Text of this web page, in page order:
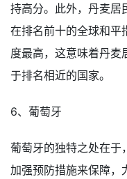
持高分。此外，丹麦居
在排名前十的全球和平
度最高，这意味着丹麦
于排名相近的国家。
6、葡萄牙
葡萄牙的独特之处在于
加强预防措施来保障，